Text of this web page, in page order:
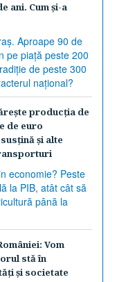
ani. Cum şi-a
producţia de
de euro
şi alte
Vom
stă în
şi societate